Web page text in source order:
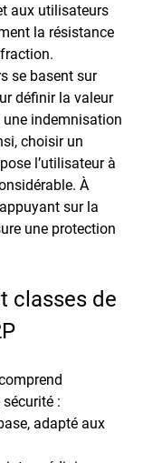
aux utilisateurs
la résistance
se basent sur
définir la valeur
une indemnisation
choisir un
l’utilisateur à
À
sur la
une protection
classes de
:
adapté aux